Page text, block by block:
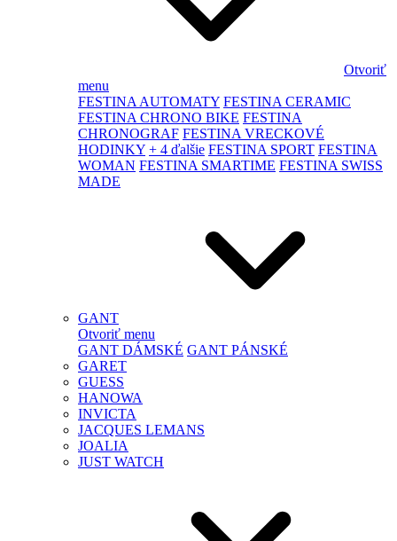
Otvoriť
menu
FESTINA AUTOMATY FESTINA CERAMIC
FESTINA CHRONO BIKE FESTINA
CHRONOGRAF FESTINA VRECKOVÉ
HODINKY + 4 ďalšie FESTINA SPORT FESTINA
WOMAN FESTINA SMARTIME FESTINA SWISS
MADE
GANT
Otvoriť menu
GANT DÁMSKÉ GANT PÁNSKÉ
GARET
GUESS
HANOWA
INVICTA
JACQUES LEMANS
JOALIA
JUST WATCH